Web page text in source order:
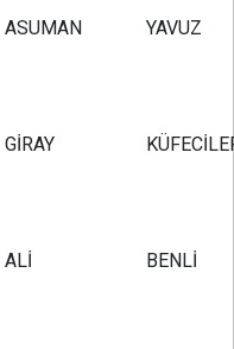
ASUMAN YAVUZ
GİRAY
ALİ BENLİ